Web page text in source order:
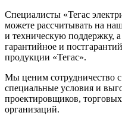
Специалисты «Тегас
можете рассчитывать на
и техническую поддержку,
гарантийное и
продукции «Тегас».
Мы ценим сотрудничество
специальные условия и
проектировщиков,
организаций.